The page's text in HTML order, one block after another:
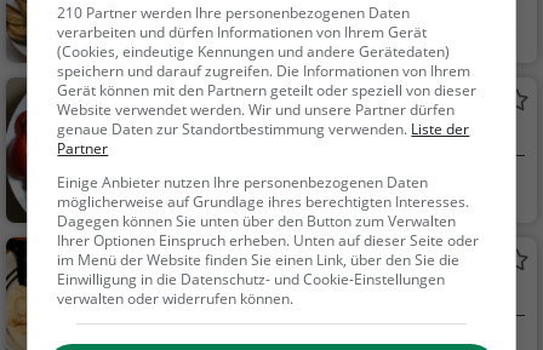
Röttenbach
Restaurant, Aben
dessen, Mittagessen
Pizzeria und Eisdiele Adria
Italienisches Restaurant in Röttenbach
Röttenbach
Restaurant, Eiscaf
é / Eisdiele, Italienisc
h, Pizza, Europäisch,
Mittagessen, Abende
diterran, Eisdiele
KAI
Japanisches Restaurant in Röttenbach
210 Partner werden Ihre personenbezogenen Daten
verarbeiten und dürfen Informationen von Ihrem Gerät
(Cookies, eindeutige Kennungen und andere Gerätedaten)
speichern und darauf zugreifen. Die Informationen von Ihrem
Gerät können mit den Partnern geteilt oder speziell von dieser
Website verwendet werden. Wir und unsere Partner dürfen
genaue Daten zur Standortbestimmung verwenden. Liste der
Partner
Einige Anbieter nutzen Ihre personenbezogenen Daten
möglicherweise auf Grundlage ihres berechtigten Interesses.
Dagegen können Sie unten über den Button zum Verwalten
Ihrer Optionen Einspruch erheben. Unten auf dieser Seite oder
im Menü der Website finden Sie einen Link, über den Sie die
Einwilligung in die Datenschutz- und Cookie-Einstellungen
verwalten oder widerrufen können.